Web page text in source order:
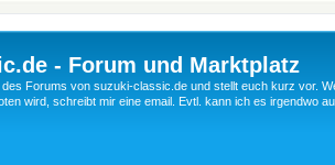
- Forum und Marktplatz
Forums von suzuki-classic.de und stellt euch kurz vor.
wird, schreibt mir eine email. Evtl. kann ich es irgendwo